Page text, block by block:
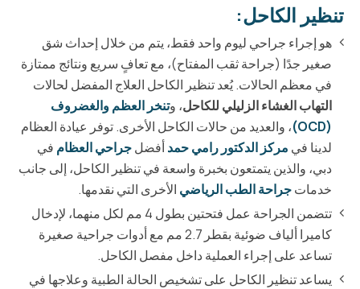
تنظير الكاحل:
هو إجراء جراحي ليوم واحد فقط، يتم من خلال إحداث شق
صغير جدًا (جراحة ثقب المفتاح)، مع تعافٍ سريع ونتائج ممتازة
في معظم الحالات. يُعد تنظير الكاحل العلاج المفضل لحالات
التهاب الغشاء الزليلي للكاحل، وتنخر العظم والغضروف
(OCD)
، والعديد من حالات الكاحل الأخرى. توفر عيادة العظام
لدينا في مركز الدكتور رامي حمدأفضلجراحي العظام في
دبي، والذين يتمتعون بخبرة واسعة في تنظير الكاحل، إلى جانب
خدماتجراحة الطب الرياضي الأخرى التي نقدمها.
تتضمن الجراحة عمل فتحتين بطول 4 مم لكل منهما، لإدخال
كاميرا ألياف ضوئية بقطر 2.7 مم مع أدوات جراحية صغيرة
تساعد على إجراء العملية داخل مفصل الكاحل.
يساعد تنظير الكاحل على تشخيص الحالة الطبية وعلاجها في